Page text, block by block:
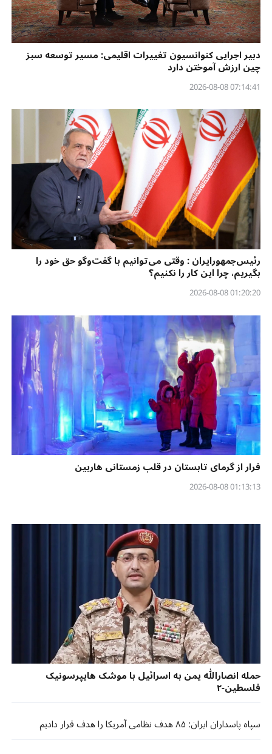
دبیر اجرایی کنوانسیون تغییرات اقلیمی: مسیر توسعه سبز
چین ارزش آموختن دارد
07:14:41 2026-08-08
رئیس‌جمهورایران : وقتی می‌توانیم با گفت‌وگو حق خود را
بگیریم، چرا این کار را نکنیم؟
01:20:20 2026-08-08
فرار از گرمای تابستان در قلب زمستانی هاربین
01:13:13 2026-08-08
حمله انصارالله یمن به اسرائیل با موشک هایپرسونیک
فلسطین-۲
سپاه پاسداران ایران: ۸۵ هدف نظامی آمریکا را هدف قرار دادیم